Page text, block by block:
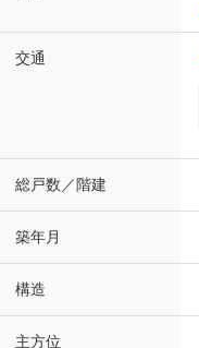
交通
総戸数／階建
築年月
構造
主方位